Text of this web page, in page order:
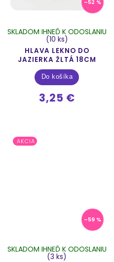
–52 %
HLAVA LEKNO DO
JAZIERKA ŽLTÁ 18CM
SKLADOM IHNEĎ K ODOSLANIU
(10 ks)
3,25 €
Do košíka
AKCIA
–59 %
SKLADOM IHNEĎ K ODOSLANIU
(3 ks)